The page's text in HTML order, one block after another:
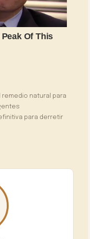
remedio natural para
para derretir